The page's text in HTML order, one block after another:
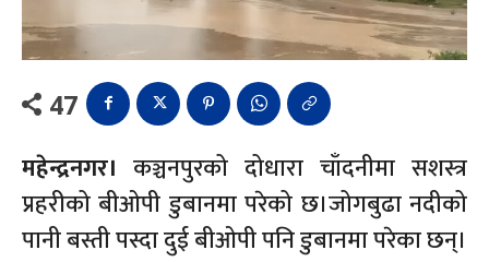
47
महेन्द्रनगर। कञ्चनपुरको दोधारा चाँदनीमा सशस्त्र
प्रहरीको बीओपी डुबानमा परेको छ।जोगबुढा नदीको
पानी बस्ती पस्दा दुई बीओपी पनि डुबानमा परेका छन्।